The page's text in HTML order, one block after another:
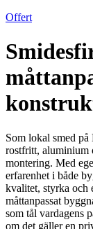
Offert
Som lokal smed
rostfritt, aluminium
montering. Med
erfarenhet i både
kvalitet, styrka och
måttanpassat
som tål vardagens
om det gäller en